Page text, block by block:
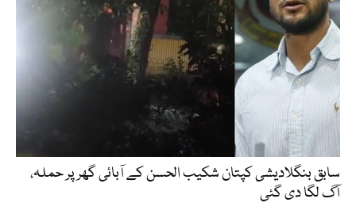
سابق بنگلادیشی کپتان شکیب الحسن کے آبائی گھر پر حملہ،
آگ لگا دی گئی